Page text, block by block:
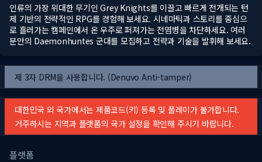
인류의 가장 위대한 무기인 Grey Knights를 이끌고 빠르게 전개되는 턴
제 기반의 전략적인 RPG를 경험해 보세요. 시네마틱과 스토리를 중심으
로 흘러가는 캠페인에서 온 우주로 퍼져가는 전염병을 차단하세요. 여러
분만의 Daemonhuntes 군대를 모집하고 전략과 기술을 발휘해 보세요.
제 3자 DRM을 사용합니다. (Denuvo Anti-tamper)
대한민국 외 국가에서는 제품코드(키) 등록 및 플레이가 불가합니다.
거주하시는 지역과 플랫폼의 국가 설정을 확인해 주시기 바랍니다.
플랫폼